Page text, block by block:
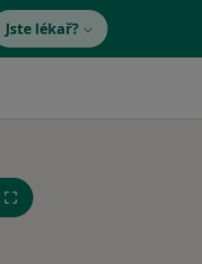
Jste lékař?